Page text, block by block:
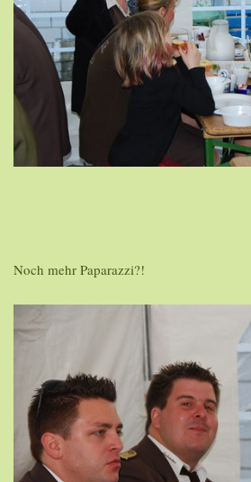
Noch mehr Paparazzi?!